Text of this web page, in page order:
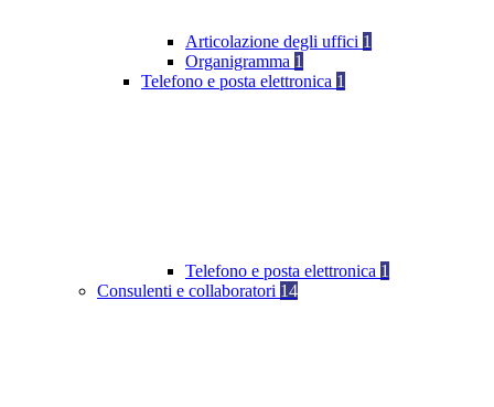
Articolazione degli uffici 1
Organigramma 1
Telefono e posta elettronica 1
Telefono e posta elettronica 1
Consulenti e collaboratori 14